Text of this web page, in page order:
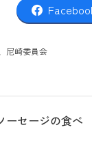
尼崎委員会
ーセージの食べ